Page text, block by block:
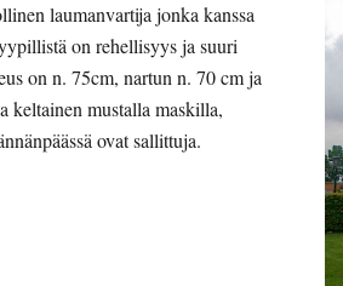
laumanvartija jonka kanssa
on rehellisyys ja suuri
on n. 75cm, nartun n. 70 cm ja
keltainen mustalla maskilla,
ovat sallittuja.